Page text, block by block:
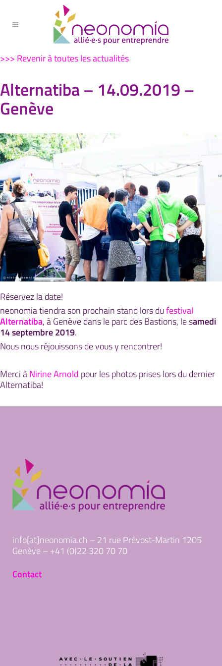
>>> Revenir à toutes les actualités
Alternatiba – 14.09.2019 –
Genève
Réservez la date!
neonomia tiendra son prochain stand lors dufestival
Alternatiba, à Genève dans le parc des Bastions, le samedi
14 septembre 2019.
Nous nous réjouissons de vous y rencontrer!
Merci àNirine Arnold pour les photos prises lors du dernier
Alternatiba!
info[at]neonomia.ch – 21 rue Prévost-Martin 1205
Genève – +41 (0)22 320 70 70
Contact